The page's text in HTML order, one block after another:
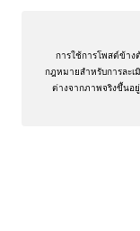
การใช้การโพสต์ข้า
กฎหมายสำหรับการละ
ต่างจากภาพจริงขึ้นอ